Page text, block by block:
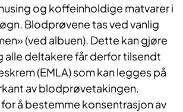
og koffeinholdige matvarer i
Blodprøvene tas ved vanlig
(ved albuen). Dette kan gjøre
alle deltakere får derfor tilsendt
(EMLA) som kan legges på
av blodprøvetakingen.
å bestemme konsentrasjon av